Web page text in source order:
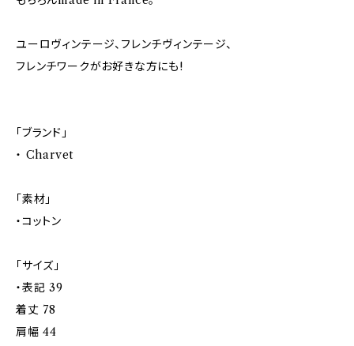
ユーロヴィンテージ、フレンチヴィンテージ、
フレンチワークがお好きな方にも!
「ブランド」
・ Charvet
「素材」
・コットン
「サイズ」
・表記 39
着丈 78
肩幅 44